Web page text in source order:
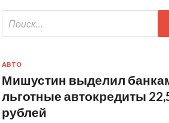
АВТО
Мишустин выделил
льготные автокредиты
рублей